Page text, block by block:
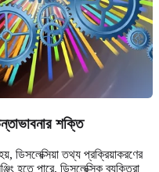
শক্তি
ডিসলেক্সিয়া তথ্য প্রক্রিয়াকরণের
হতে পারে, ডিসলেক্সিক ব্যক্তিরা